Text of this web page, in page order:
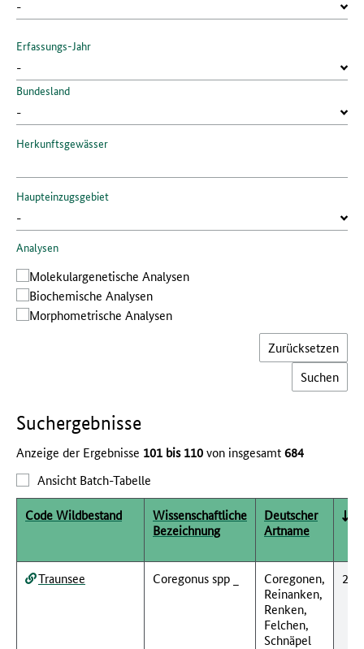
Erfassungs-Jahr
Bundesland
Herkunftsgewässer
Haupteinzugsgebiet
Analysen
Molekular­genetische Analysen
Bio­chemische Analysen
Morphometrische Analysen
Zurücksetzen
Such­ergebnisse
Anzeige der Ergebnisse 101 bis 110von insgesamt684
Ansicht Batch-Tabelle
Code Wildbestand
Wissenschaftliche
Bezeichnung
Deutscher
Artname
Traunsee Coregonus spp _
Coregonen,
Reinanken,
Renken,
Felchen,
Schnäpel